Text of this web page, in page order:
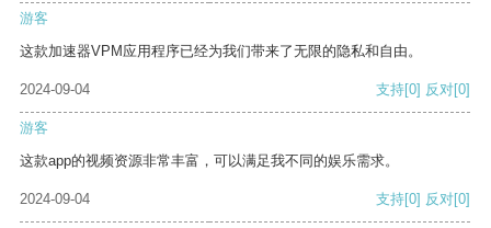
游客
这款加速器VPM应用程序已经为我们带来了无限的隐私和自由。
2024-09-04 支持[0] 反对[0]
游客
这款app的视频资源非常丰富，可以满足我不同的娱乐需求。
2024-09-04 支持[0] 反对[0]